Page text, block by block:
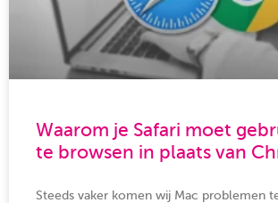
Waarom je Safari moet
te browsen in plaats van
Steeds vaker komen wij Mac problemen